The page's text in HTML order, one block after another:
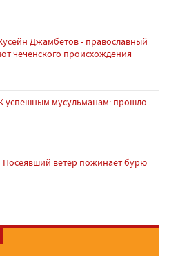
Джамбетов - православный
чеченского происхождения
успешным мусульманам: прошло
Посеявший ветер пожинает бурю